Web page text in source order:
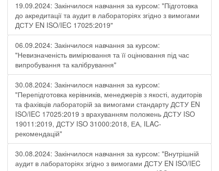
19.09.2024: Закінчилося навчання за курсом: "Підготовка
до акредитації та аудит в лабораторіях згідно з вимогами
ДСТУ EN ISO/IEC 17025:2019"
06.09.2024: Закінчилося навчання за курсом:
"Невизначеність вимірювання та її оцінювання під час
випробування та калібрування"
30.08.2024: Закінчилося навчання за курсом:
"Перепідготовка керівників, менеджерів з якості, аудиторів
та фахівців лабораторій за вимогами стандарту ДСТУ EN
ISO/IEC 17025:2019 з врахуванням положень ДСТУ ISO
19011:2019, ДСТУ ISO 31000:2018, ЕА, ILAC-
рекомендацій"
30.08.2024: Закінчилося навчання за курсом: "Внутрішній
аудит в лабораторіях згідно з вимогами ДСТУ EN ISO/IEC